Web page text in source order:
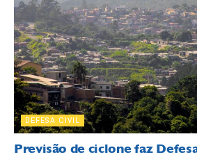
DEFESA CIVIL
Previsão de ciclone faz